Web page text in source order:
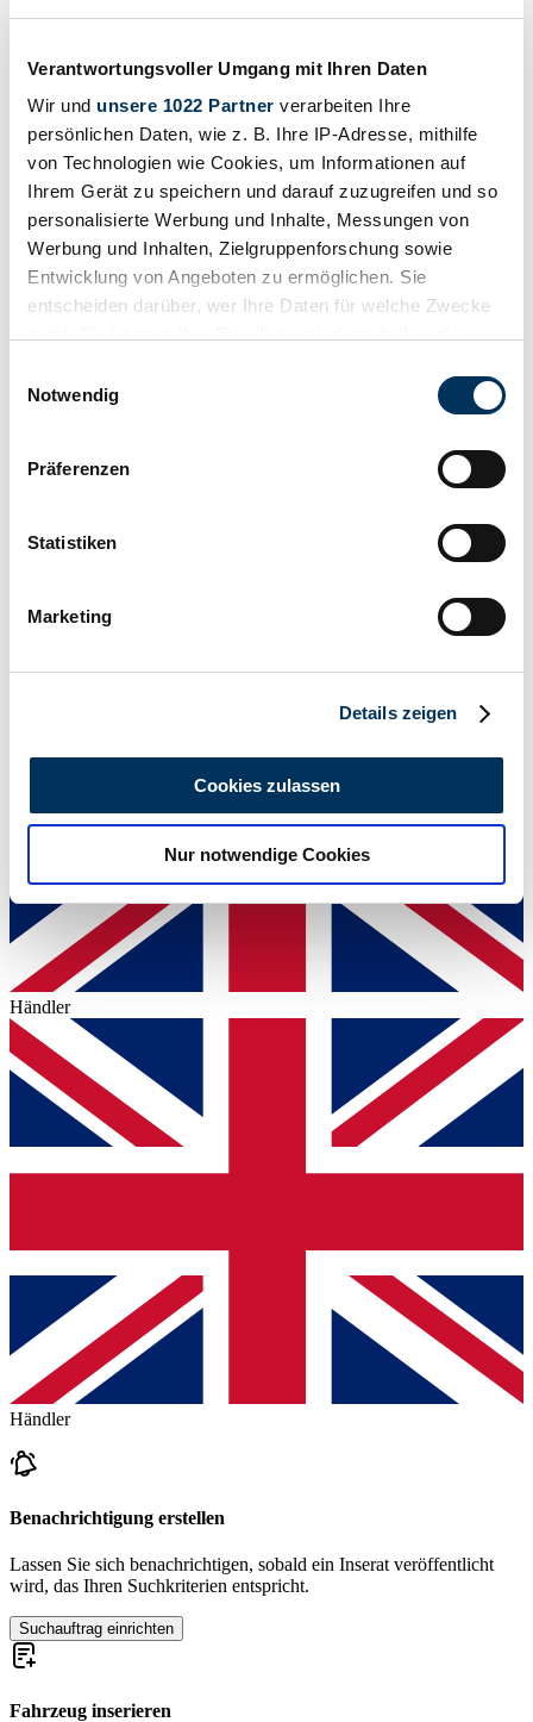
Verantwortungsvoller Umgang mit Ihren Daten
Wir und unsere 1022 Partner verarbeiten Ihre
persönlichen Daten, wie z. B. Ihre IP-Adresse, mithilfe
von Technologien wie Cookies, um Informationen auf
Ihrem Gerät zu speichern und darauf zuzugreifen und so
personalisierte Werbung und Inhalte, Messungen von
Werbung und Inhalten, Zielgruppenforschung sowie
Entwicklung von Angeboten zu ermöglichen. Sie
entscheiden darüber, wer Ihre Daten für welche Zwecke
Trigger Symbol ändern oder widerrufen
Informationen über Ihre geografische Lage
können
bestimmten Merkmalen (Fingerprinting) identifizieren
Erfahren Sie mehr darüber, wie Ihre persönlichen Daten
analysieren. Außerdem geben wir Informationen zu Ihrer
Verwendung unserer Website an unsere Partner für
soziale Medien, Werbung und Analysen weiter. Unsere
Partner führen diese Informationen möglicherweise mit
weiteren Daten zusammen, die Sie ihnen bereitgestellt
haben oder die sie im Rahmen Ihrer Nutzung der Dienste
gesammelt haben.
Notwendig
Präferenzen
Statistiken
Marketing
Details zeigen
Cookies zulassen
Nur notwendige Cookies
1992 Pilbeam MP62/82 - Race Car / Hill Climb
Händler
Nicht angegeben
Händler
Händler
Benachrichtigung erstellen
Lassen Sie sich benachrichtigen, sobald ein Inserat veröffentlicht
wird, das Ihren Suchkriterien entspricht.
Suchauftrag einrichten
Fahrzeug inserieren